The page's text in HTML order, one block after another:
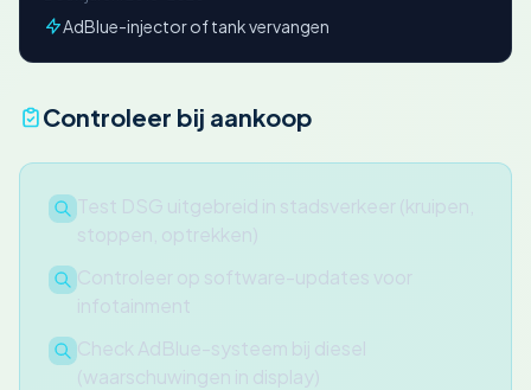
AdBlue-injector of tank vervangen
Controleer bij aankoop
Test DSG uitgebreid in stadsverkeer (kruipen,
stoppen, optrekken)
Controleer op software-updates voor
infotainment
Check AdBlue-systeem bij diesel
(waarschuwingen in display)